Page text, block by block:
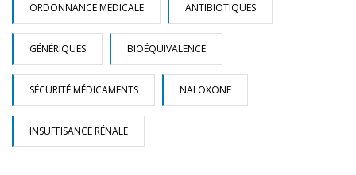
ORDONNANCE MÉDICALE ANTIBIOTIQUES
GÉNÉRIQUES BIOÉQUIVALENCE
SÉCURITÉ MÉDICAMENTS NALOXONE
INSUFFISANCE RÉNALE